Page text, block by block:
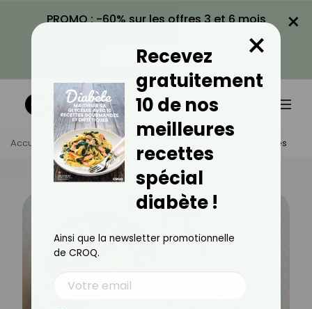
PROMO : -60% sur les offres 3 et 6 mois
VOIR LA PROMO
×
Accueil Actus Santé 5 Encas Bons Pour Diabétiques
Recevez
gratuitement
10 de nos
meilleures
recettes
spécial
diabète !
×
Ainsi que la newsletter promotionnelle
de CROQ.